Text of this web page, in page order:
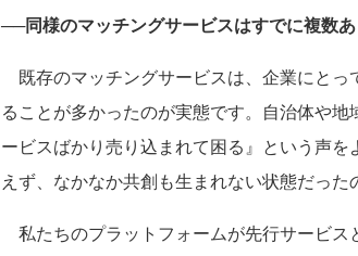
──同様のマッチングサービスはすでに複数
既存のマッチングサービスは、企業にと
ることが多かったのが実態です。自治体や
ービスばかり売り込まれて困る』という声
えず、なかなか共創も生まれない状態だった
私たちのプラットフォームが先行サービ